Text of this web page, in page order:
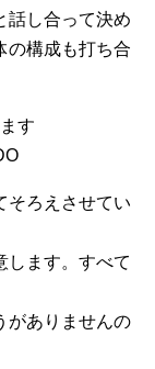
話し合って決め
の構成も打ち合
す
そろえさせてい
します。すべて
がありませんの